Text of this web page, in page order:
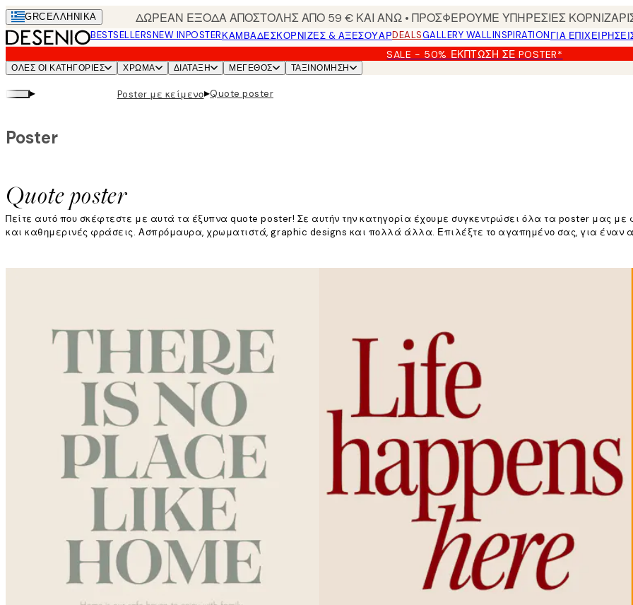
Skip
to
main
content.
GRC ΕΛΛΗΝΙΚΆ ΔΩΡΕΑΝ ΕΞΟΔΑ ΑΠΟΣΤΟΛΗΣ ΑΠΟ 59 € ΚΑΙ ΑΝΩ • ΠΡΟΣΦΕΡΟΥΜΕ ΥΠΗΡΕΣΙΕΣ
BESTSELLERSNEW INPOSTERΚΑΜΒΆΔΕΣΚΟΡΝΊΖΕΣ & ΑΞΕΣΟΥΆΡDEALSGALLERY WALLINSPIRATIONΓΙΑ
SALE - 50% ΈΚΠΤΩΣΗ ΣΕ POSTER*
ΌΛΕΣ ΟΙ ΚΑΤΗΓΟΡΊΕΣ ΧΡΩΜΑ ΔΙΑΤΑΞΗ ΜΕΓΕΘΟΣ ΤΑΞΙΝΌΜΗΣΗ
▸ Poster με κείμενο▸Quote poster
Quote poster
Poster
Πείτε αυτό που σκέφτεστε με αυτά τα έξυπνα quote poster! Σε αυτήν την κατηγορία έχουμε συγκεντρώσει όλα τα poster μας με
και καθημερινές φράσεις. Ασπρόμαυρα, χρωματιστά, graphic designs και πολλά άλλα. Επιλέξτε το αγαπημένο σας, για έναν